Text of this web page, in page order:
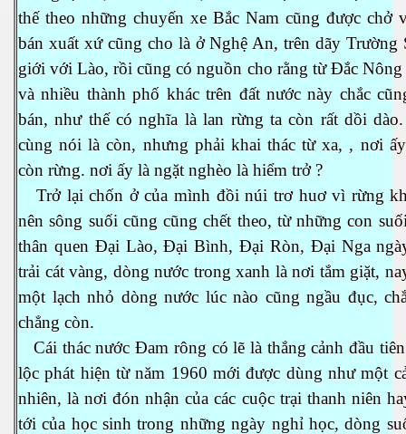
thế theo những chuyến xe Bắc Nam cũng được chở
bán xuất xứ cũng cho là ở Nghệ An, trên dãy Trường
giới với Lào, rồi cũng có nguồn cho rằng từ Đắc Nông
và nhiều thành phố khác trên đất nước này chắc
bán, như thế có nghĩa là lan rừng ta còn rất dồi
cùng nói là còn, nhưng phải khai thác từ xa, , nơi
còn rừng. nơi ấy là ngặt nghèo là hiểm trở ?
Trở lại chốn ở của mình đồi núi trơ huơ vì rừng
nên sông suối cũng cũng chết theo, từ những con
thân quen Đại Lào, Đại Bình, Đại Ròn, Đại Nga
trải cát vàng, dòng nước trong xanh là nơi tắm giặt,
một lạch nhỏ dòng nước lúc nào cũng ngầu đục,
chẳng còn.
Cái thác nước Đam rông có lẽ là thắng cảnh đầu
lộc phát hiện từ năm 1960 mới được dùng như một
nhiên, là nơi đón nhận của các cuộc trại thanh niên
tới của học sinh trong những ngày nghỉ học, dòng
tại Anh